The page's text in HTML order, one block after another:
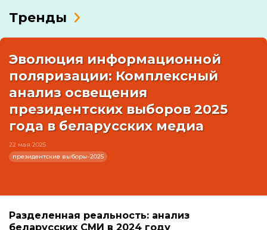
Тренды
Эволюция информационной
поляризации: Комплексный
анализ освещения
президентских выборов 2025
года в беларусских медиа
22 мая 2025
президентские выборы-2025
Разделенная реальность: анализ
беларусских СМИ в 2024 году